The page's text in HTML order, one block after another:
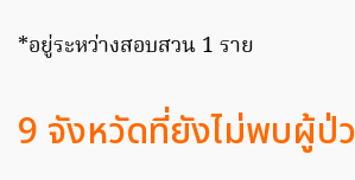
*อยู่ระหว่างสอบสวน 1 ราย
9 จังหวัดที่ยังไม่พบผู้ป่